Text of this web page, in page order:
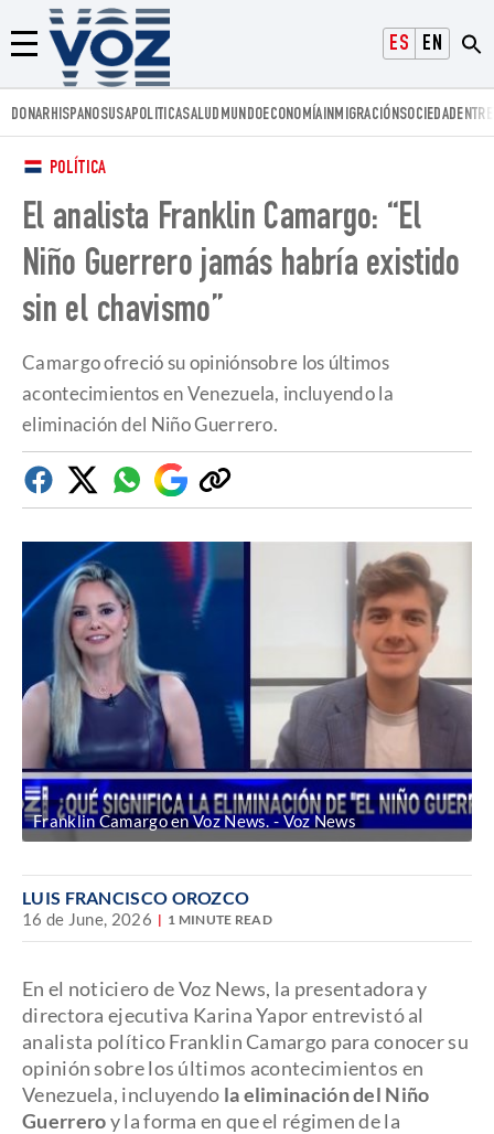
ESPAÑOLENGLISH
Menú
Voz.us
DONARHISPANOSUSAPOLITICASALUD MUNDOECONOMÍAINMIGRACIÓNSOCIEDAD
POLÍTICA
El analista Franklin Camargo: “El
Niño Guerrero jamás habría existido
sin el chavismo”
Camargo ofreció su opiniónsobre los últimos
acontecimientos en Venezuela, incluyendo la
eliminación del Niño Guerrero.
FacebookTwitterWhatsapp
Google
Discover
Copiar
enlace
Franklin Camargo en Voz News. Voz News
LUIS FRANCISCO OROZCO
16 de June, 2026 1 MINUTE READ
En el noticiero de Voz News, la presentadora y
directora ejecutiva Karina Yapor entrevistó al
analista político Franklin Camargo para conocer su
opinión sobre los últimos acontecimientos en
Venezuela, incluyendo la eliminación del Niño
Guerreroy la forma en que el régimen de la